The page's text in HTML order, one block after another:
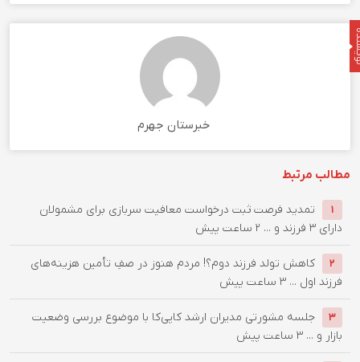
خبرستان جهرم
مطالب مرتبط
1
تمدید فرصت ثبت درخواست معافیت سربازی برای مشمولان
دارای ۳ فرزند و ...
2 ساعت پیش
2
کاهش تولد فرزند دوم؟! مردم هنوز در صفِ تأمین هزینه‌های
فرزند اول ... 3 ساعت پیش
3
جلسه مشورتی مدیران ارشد کا‌پی‌کا با موضوع بررسی وضعیت
بازار و ... 3 ساعت پیش